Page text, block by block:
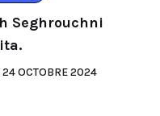
Seghrouchni
24 OCTOBRE 2024